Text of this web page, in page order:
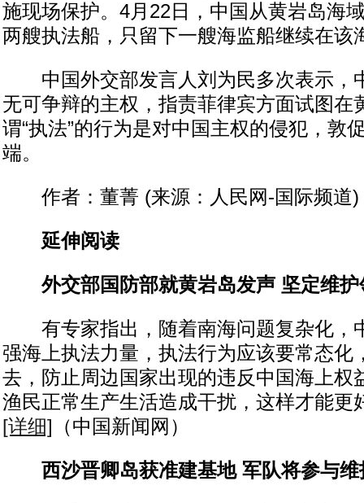
施现场保护。4月22日，中国从黄岩岛海
两艘执法船，只留下一艘海监船继续在该
中国外交部发言人刘为民多次表示，
无可争辩的主权，指责菲律宾方面试图在
谓“执法”的行为是对中国主权的侵犯，敦
端。
作者：董菁 (来源：人民网-国际频道)
延伸阅读
外交部国防部就黄岩岛发声 坚定维护
有专家指出，随着南海问题复杂化，
强海上执法力量，执法行为应该要常态化
去，防止周边国家出现的违反中国海上权
渔民正常生产生活造成干扰，这样才能更
[详细] （中国新闻网）
西沙晋卿岛获准建基地 军队将参与维